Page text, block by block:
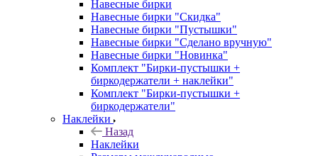
Навесные бирки
Навесные бирки "Скидка"
Навесные бирки "Пустышки"
Навесные бирки "Сделано вручную"
Навесные бирки "Новинка"
Комплект "Бирки-пустышки +
биркодержатели + наклейки"
Комплект "Бирки-пустышки +
биркодержатели"
Наклейки
Назад
Наклейки